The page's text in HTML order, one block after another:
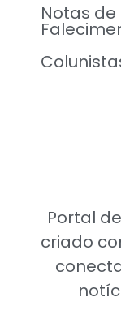
Portal
criado
Notas de